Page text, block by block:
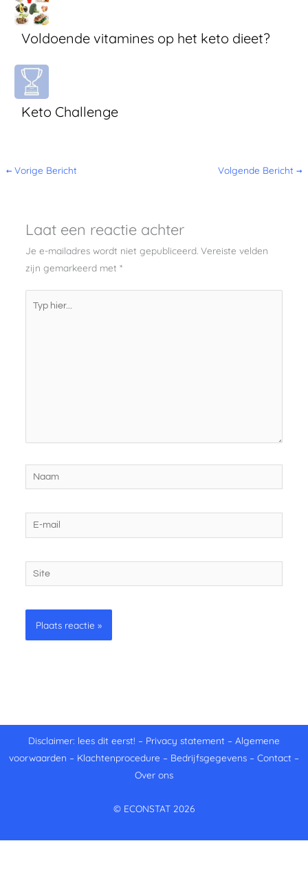
Voldoende vitamines op het keto dieet?
Keto Challenge
← Vorige Bericht Volgende Bericht →
Laat een reactie achter
Je e-mailadres wordt niet gepubliceerd. Vereiste velden
zijn gemarkeerd met *
Naam
mail
Site
Disclaimer: lees dit eerst! – Privacy statement – Algemene
voorwaarden – Klachtenprocedure – Bedrijfsgegevens – Contact –
Over ons
© ECONSTAT 2026